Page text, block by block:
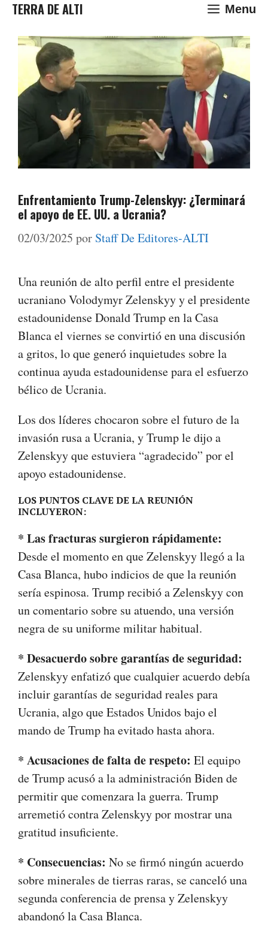
Saltar
contenido
TERRA DE ALTI Menu
Enfrentamiento Trump-Zelenskyy: ¿Terminará
el apoyo de EE. UU. a Ucrania?
02/03/2025 por Staff De Editores-ALTI
Una reunión de alto perfil entre el presidente
ucraniano Volodymyr Zelenskyy y el presidente
estadounidense Donald Trump en la Casa
Blanca el viernes se convirtió en una discusión
a gritos, lo que generó inquietudes sobre la
continua ayuda estadounidense para el esfuerzo
bélico de Ucrania.
Los dos líderes chocaron sobre el futuro de la
invasión rusa a Ucrania, y Trump le dijo a
Zelenskyy que estuviera “agradecido” por el
apoyo estadounidense.
LOS PUNTOS CLAVE DE LA REUNIÓN
INCLUYERON:
* Las fracturas surgieron rápidamente:
Desde el momento en que Zelenskyy llegó a la
Casa Blanca, hubo indicios de que la reunión
sería espinosa. Trump recibió a Zelenskyy con
un comentario sobre su atuendo, una versión
negra de su uniforme militar habitual.
* Desacuerdo sobre garantías de seguridad:
Zelenskyy enfatizó que cualquier acuerdo debía
incluir garantías de seguridad reales para
Ucrania, algo que Estados Unidos bajo el
mando de Trump ha evitado hasta ahora.
* Acusaciones de falta de respeto: El equipo
de Trump acusó a la administración Biden de
permitir que comenzara la guerra. Trump
arremetió contra Zelenskyy por mostrar una
gratitud insuficiente.
* Consecuencias: No se firmó ningún acuerdo
sobre minerales de tierras raras, se canceló una
segunda conferencia de prensa y Zelenskyy
abandonó la Casa Blanca.